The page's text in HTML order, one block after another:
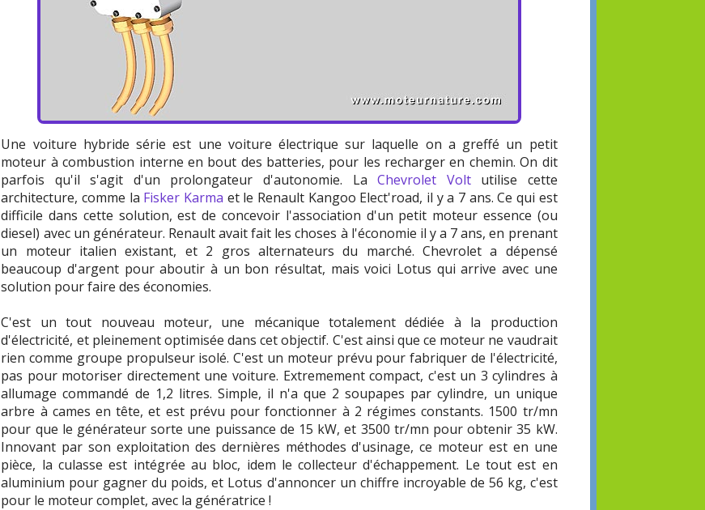
Une voiture hybride série est une voiture électrique sur laquelle on a greffé un petit
moteur à combustion interne en bout des batteries, pour les recharger en chemin. On dit
parfois qu'il s'agit d'un prolongateur d'autonomie. LaChevrolet Voltutilise cette
architecture, comme la Fisker Karma et le Renault Kangoo Elect'road, il y a 7 ans. Ce qui est
difficile dans cette solution, est de concevoir l'association d'un petit moteur essence (ou
diesel) avec un générateur. Renault avait fait les choses à l'économie il y a 7 ans, en prenant
un moteur italien existant, et 2 gros alternateurs du marché. Chevrolet a dépensé
beaucoup d'argent pour aboutir à un bon résultat, mais voici Lotus qui arrive avec une
solution pour faire des économies.
C'est un tout nouveau moteur, une mécanique totalement dédiée à la production
d'électricité, et pleinement optimisée dans cet objectif. C'est ainsi que ce moteur ne vaudrait
rien comme groupe propulseur isolé. C'est un moteur prévu pour fabriquer de l'électricité,
pas pour motoriser directement une voiture. Extremement compact, c'est un 3 cylindres à
allumage commandé de 1,2 litres. Simple, il n'a que 2 soupapes par cylindre, un unique
arbre à cames en tête, et est prévu pour fonctionner à 2 régimes constants. 1500 tr/mn
pour que le générateur sorte une puissance de 15 kW, et 3500 tr/mn pour obtenir 35 kW.
Innovant par son exploitation des dernières méthodes d'usinage, ce moteur est en une
pièce, la culasse est intégrée au bloc, idem le collecteur d'échappement. Le tout est en
aluminium pour gagner du poids, et Lotus d'annoncer un chiffre incroyable de 56 kg, c'est
pour le moteur complet, avec la génératrice !